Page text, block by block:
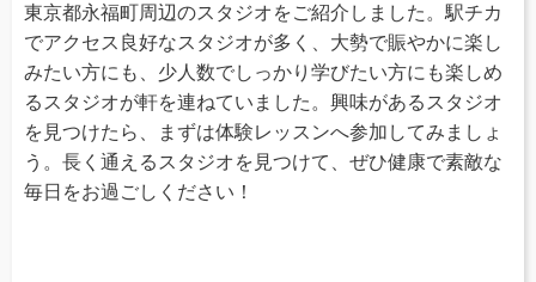
東京都永福町周辺のスタジオをご紹介しました。駅チカ
でアクセス良好なスタジオが多く、大勢で賑やかに楽し
みたい方にも、少人数でしっかり学びたい方にも楽しめ
るスタジオが軒を連ねていました。興味があるスタジオ
を見つけたら、まずは体験レッスンへ参加してみましょ
う。長く通えるスタジオを見つけて、ぜひ健康で素敵な
毎日をお過ごしください！